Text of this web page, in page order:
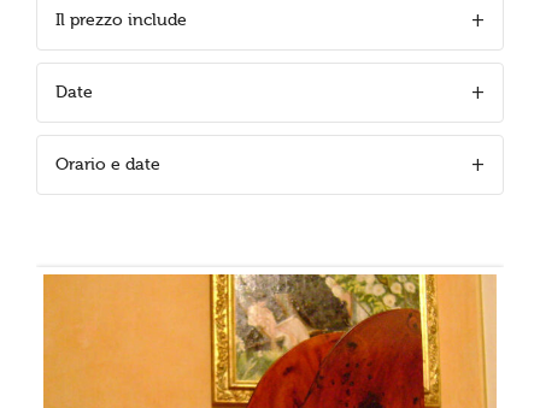
Il prezzo include
Date
Orario e date